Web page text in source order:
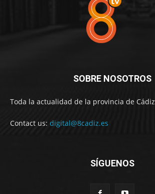
SOBRE NOSOTROS
Toda la actualidad de la provincia de Cádiz
Contact us: digital@8cadiz.es
SÍGUENOS